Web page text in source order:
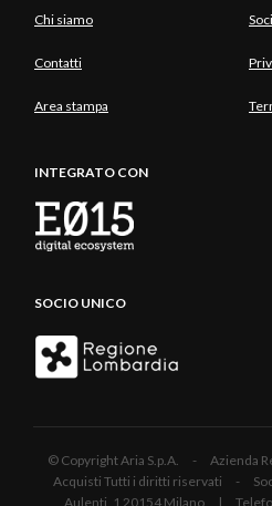
Chi siamo
Contatti
Area stampa
INTEGRATO CON
SOCIO UNICO
© Copyright Aria S.p.A. - Azienda
Acquisti Tutti i diritti riservati -
Aulenti, 1 20154 Milano |